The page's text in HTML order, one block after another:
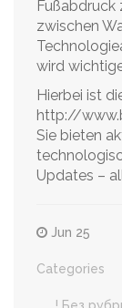
Fußabdruck
zwischen
wird
Hierbei ist
http://
Sie bieten
Updates –
Jun 25
Categories